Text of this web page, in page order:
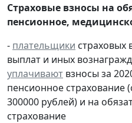
Страховые взносы на
пенсионное,
- плательщики страховых
выплат и иных
уплачивают взносы за
пенсионное страхование
300000 рублей) и на
страхование